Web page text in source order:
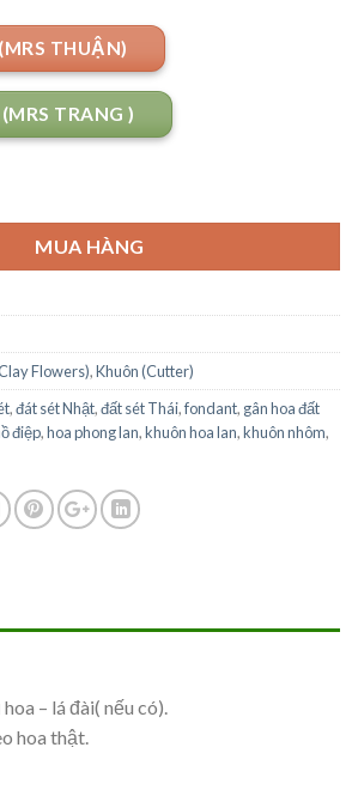
THUẬN)
TRANG )
MUA HÀNG
Flowers),Khuôn (Cutter)
,đát sét Nhật,đất sét Thái,fondant, gân hoa đất
điệp,hoa phong lan,khuôn hoa lan,khuôn nhôm,
– lá đài( nếu có).
hoa thật.